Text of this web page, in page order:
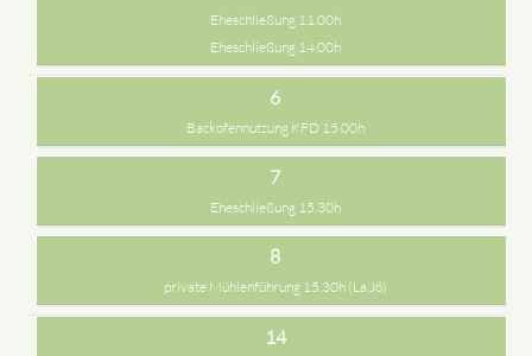
Eheschließung 11.00h
Eheschließung 14.00h
6
Backofennutzung KFD 15.00h
7
Eheschließung 15.30h
8
private Mühlenführung 15.30h (La,Jö)
14